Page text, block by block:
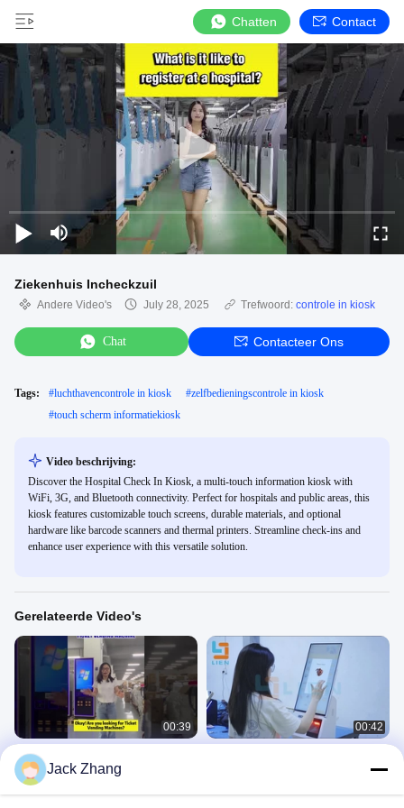
Chatten Contact
Ziekenhuis Incheckzuil
Andere Video's July 28, 2025 Trefwoord: controle in kiosk
Chat Contacteer Ons
Tags: #luchthavencontrole in kiosk #zelfbedieningscontrole in kiosk
#touch scherm informatiekiosk
Video beschrijving:
Discover the Hospital Check In Kiosk, a multi-touch information kiosk with
WiFi, 3G, and Bluetooth connectivity. Perfect for hospitals and public areas, this
kiosk features customizable touch screens, durable materials, and optional
hardware like barcode scanners and thermal printers. Streamline check-ins and
enhance user experience with this versatile solution.
Gerelateerde Video's
00:39
LIEN Kaartjesverkoopmachine
zelfbetalende kiosk voor bioscoop
Airport Passenger Terminal
Self Check Out Kiosk
00:42
thermische printer en QR-scanner
Jack Zhang